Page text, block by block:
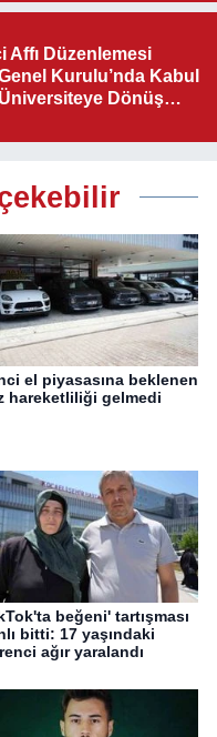
Affı Düzenlemesi
Kurulu’nda Kabul
Dönüş
el piyasasına beklenen
hareketliliği gelmedi
beğeni' tartışması
bitti: 17 yaşındaki
ağır yaralandı